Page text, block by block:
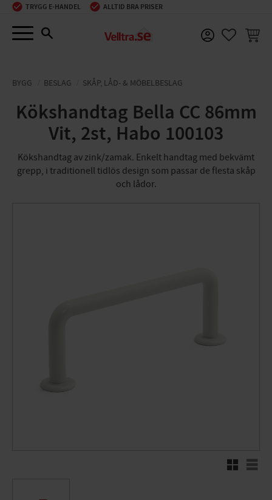
Meny
TRYGG E-HANDEL ALLTID BRA PRISER
BYGG BESLAG SKÅP, LÅD- & MÖBELBESLAG
Kökshandtag Bella CC 86mm
Vit, 2st, Habo 100103
Kökshandtag av zink/zamak. Enkelt handtag med bekvämt
grepp, i traditionell tidlös design som passar de flesta skåp
och lådor.
Rutnätsvy